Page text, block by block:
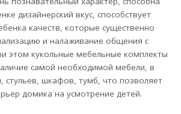
дизайнерский вкус, способствует
качеств, которые существенно
и налаживание общения с
этом кукольные мебельные комплекты
самой необходимой мебели, в
стульев, шкафов, тумб, что позволяет
домика на усмотрение детей.